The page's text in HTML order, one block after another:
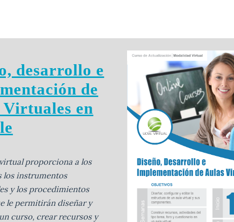
desarrollo e
de
en
proporciona a los
los instrumentos
y los procedimientos
le permitirán diseñar y
curso, crear recursos y